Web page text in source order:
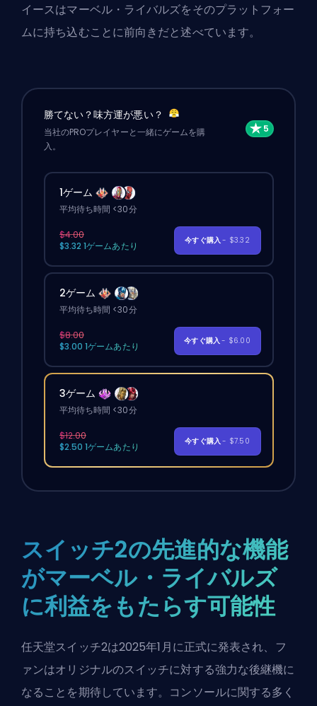
イースはマーベル・ライバルズをそのプラットフォー
ムに持ち込むことに前向きだと述べています。
勝てない？味方運が悪い？
当社のPROプレイヤーと一緒にゲームを購
入。
1ゲーム
平均待ち時間 <30分
$4.00
$3.32 1ゲームあたり
今すぐ購入- $3.32
2ゲーム
平均待ち時間 <30分
$8.00
$3.00 1ゲームあたり
今すぐ購入- $6.00
3ゲーム
平均待ち時間 <30分
$12.00
$2.50 1ゲームあたり
今すぐ購入- $7.50
スイッチ2の先進的な機能
がマーベル・ライバルズ
に利益をもたらす可能性
任天堂スイッチ2は2025年1月に正式に発表され、フ
ァンはオリジナルのスイッチに対する強力な後継機に
なることを期待しています。コンソールに関する多く